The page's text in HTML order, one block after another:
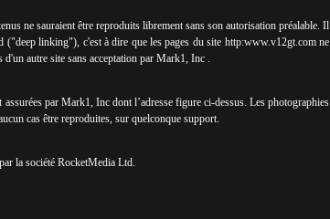
ne sauraient être reproduits librement sans son autorisation préalable. Il
("deep linking"), c'est à dire que les pages du site http:www.v12gt.com ne
autre site sans acceptation par Mark1, Inc .
par Mark1, Inc dont l’adresse figure ci-dessus. Les photographies
cas être reproduites, sur quelconque support.
la société RocketMedia Ltd.